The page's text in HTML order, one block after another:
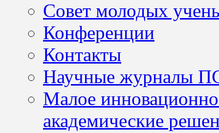
Совет молодых
Конференции
Контакты
Научные журналы
Малое
академические